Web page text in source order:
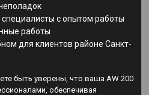
с опытом работы
работы
для клиентов районе Санкт-
быть уверены, что ваша AW 200
обеспечивая